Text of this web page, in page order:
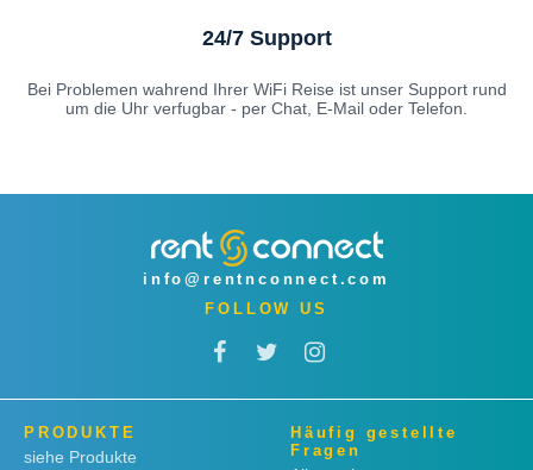
24/7 Support
Bei Problemen wahrend Ihrer WiFi Reise ist unser Support rund
um die Uhr verfugbar - per Chat, E-Mail oder Telefon.
info@rentnconnect.com
FOLLOW US
PRODUKTE
siehe Produkte
Häufig gestellte
Fragen